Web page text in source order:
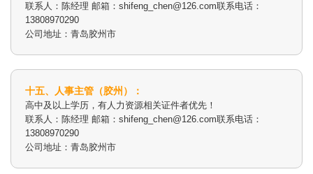
联系人：陈经理 邮箱：shifeng_chen@126.com联系电话：
13808970290
公司地址：青岛胶州市
十五、人事主管（胶州）：
高中及以上学历，有人力资源相关证件者优先！
联系人：陈经理 邮箱：shifeng_chen@126.com联系电话：
13808970290
公司地址：青岛胶州市